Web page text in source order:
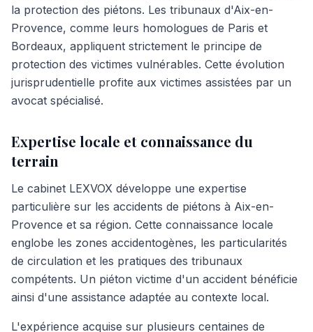
la protection des piétons. Les tribunaux d'Aix-en-
Provence, comme leurs homologues de Paris et
Bordeaux, appliquent strictement le principe de
protection des victimes vulnérables. Cette évolution
jurisprudentielle profite aux victimes assistées par un
avocat spécialisé.
Expertise locale et connaissance du
terrain
Le cabinet LEXVOX développe une expertise
particulière sur les accidents de piétons à Aix-en-
Provence et sa région. Cette connaissance locale
englobe les zones accidentogènes, les particularités
de circulation et les pratiques des tribunaux
compétents. Un piéton victime d'un accident bénéficie
ainsi d'une assistance adaptée au contexte local.
L'expérience acquise sur plusieurs centaines de